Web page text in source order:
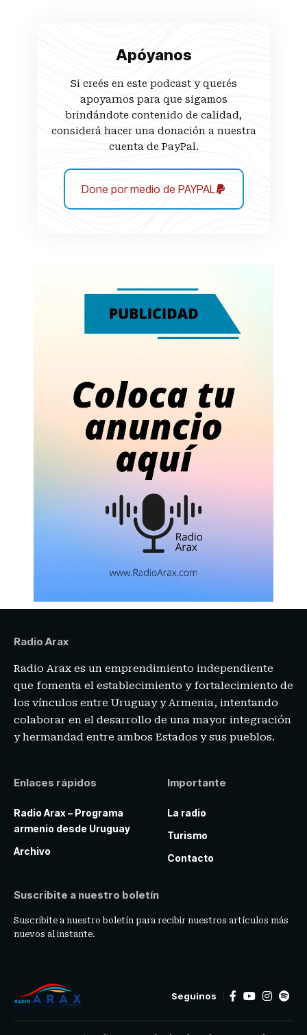
Apóyanos
Si creés en este podcast y querés
apoyarnos para que sigamos
brindándote contenido de calidad,
considerá hacer una donación a nuestra
cuenta de PayPal.
Done por medio de PAYPAL
Radio Arax
Radio Arax es un emprendimiento independiente
que fomenta el establecimiento y fortalecimiento de
los vínculos entre Uruguay y Armenia, intentando
colaborar en el desarrollo de una mayor integración
y hermandad entre ambos Estados y sus pueblos.
Enlaces rápidos
Radio Arax – Programa
armenio desde Uruguay
Archivo
Importante
La radio
Turismo
Contacto
Suscribite a nuestro boletín
Suscribite a nuestro boletín para recibir nuestros artículos más
nuevos al instante.
Seguinos